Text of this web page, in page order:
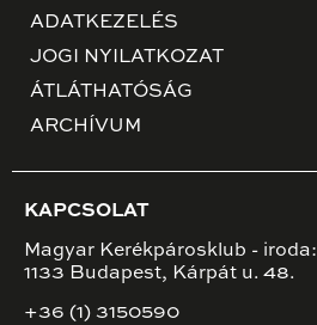
ADATKEZELÉS
JOGI NYILATKOZAT
ÁTLÁTHATÓSÁG
ARCHÍVUM
KAPCSOLAT
Magyar Kerékpárosklub - iroda:
1133 Budapest, Kárpát u. 48.
+36 (1) 3150590